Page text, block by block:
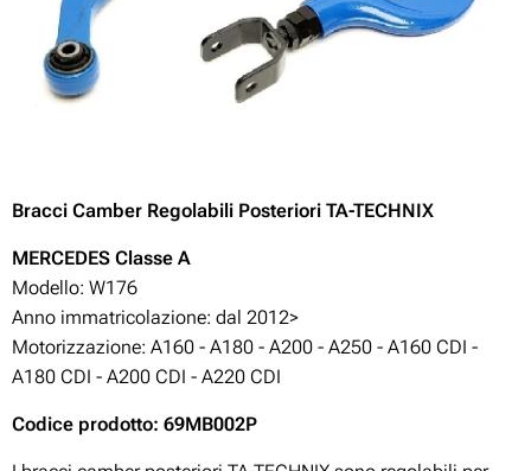
Bracci Camber Regolabili Posteriori TA-TECHNIX
MERCEDES Classe A
Modello: W176
Anno immatricolazione: dal 2012>
Motorizzazione: A160 - A180 - A200 - A250 - A160 CDI -
A180 CDI - A200 CDI - A220 CDI
Codice prodotto: 69MB002P